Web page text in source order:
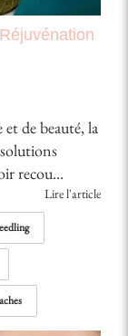
de beauté, la
recou...
Lire l'article